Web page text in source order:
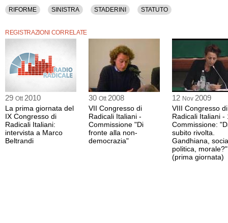
RIFORME SINISTRA STADERINI STATUTO
REGISTRAZIONI CORRELATE
29 Ott 2010
La prima giornata del
IX Congresso di
Radicali Italiani:
intervista a Marco
Beltrandi
30 Ott 2008
VII Congresso di
Radicali Italiani -
Commissione "Di
fronte alla non-
democrazia"
12 Nov 2009
VIII Congresso di
Radicali Italiani -
Commissione:
subito rivolta.
Gandhiana,
politica, morale?"
(prima giornata)